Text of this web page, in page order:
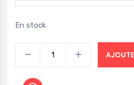
En stock